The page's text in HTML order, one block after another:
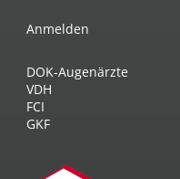
Anmelden
DOK-Augenärzte
VDH
FCI
GKF